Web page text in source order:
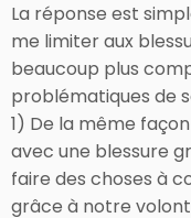
La réponse est
me limiter aux
beaucoup plus
problématiques de
1) De la même
avec une blessure
faire des choses à
grâce à notre